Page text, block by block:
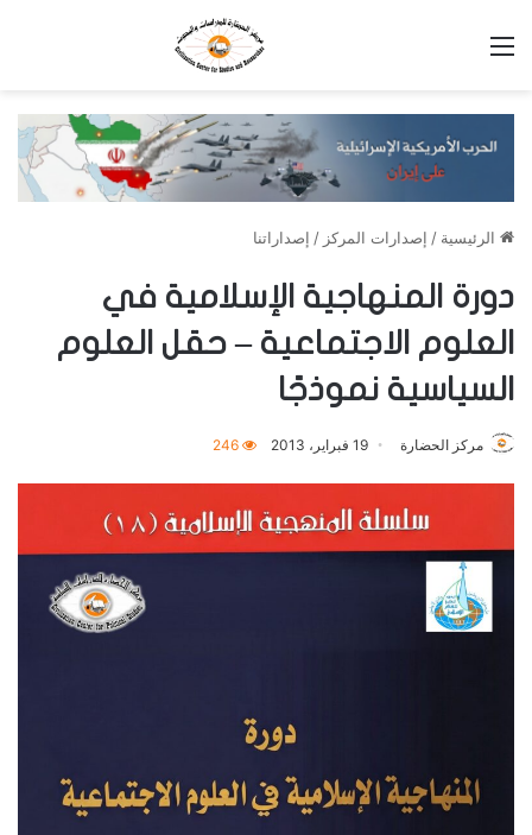
القائمة
الرئيسية / إصدارات المركز / إصداراتنا
دورة المنهاجية الإسلامية في
العلوم الاجتماعية – حقل العلوم
السياسية نموذجًا
مركز الحضارة 19 فبراير، 2013 246